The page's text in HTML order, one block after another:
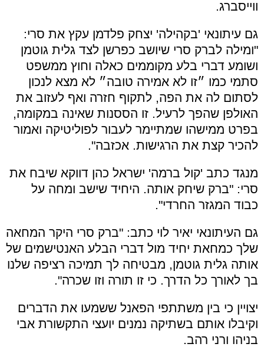
ווייסברג.
גם עיתונאי 'בקהילה' יצחק פלדמן עקץ את סרי:
"ומילה לברק סרי שיושב כפרשן לצד גלית גוטמן
ושומע דברי בלע מקוממים כאלה וחוץ ממשפט
סתמי כמו ״זו לא אמירה טובה״ לא מצא לנכון
לסתום לה את הפה, לתקוף חזרה ואף לעזוב את
האולפן שהפך לרעיל. זו הססנות שאינה במקומה,
בפרט ממישהו שמתיימר לעבור לפוליטיקה ואמור
להכיר קצת את הרגישות. אכזבה".
מנגד כתב 'קול ברמה' ישראל כהן דווקא שיבח את
סרי: "ברק שיחק אותה. היחיד שישב ומחה על
כבוד המגזר החרדי".
גם העיתונאי יאיר לוי כתב: "ברק סרי היקר המחאה
שלך כמחאת יחיד מול דברי הבלע האנטישמים של
אותה גלית גוטמן, מבטיחה לך תמיכה רציפה שלנו
בך לאורך כל הדרך. כי זו תורה וזו שכרה".
יצויין כי בין משתתפי הפאנל ששמעו את הדברים
וקיבלו אותם בשתיקה נמנים יועצי התקשורת אבי
בניהו ורני רהב.